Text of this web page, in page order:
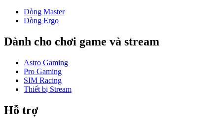
Dòng Master
Dòng Ergo
Dành cho chơi game và stream
Astro Gaming
Pro Gaming
SIM Racing
Thiết bị Stream
Hỗ trợ